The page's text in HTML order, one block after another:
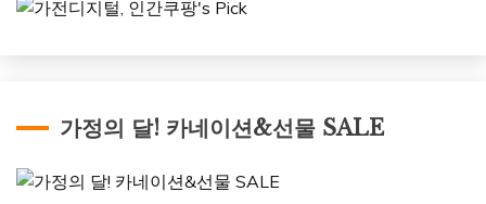
가정의 달! 카네이션&선물 SALE